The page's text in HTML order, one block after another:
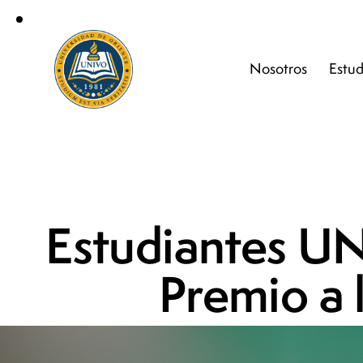
Nosotros
Estudiantes
Premio